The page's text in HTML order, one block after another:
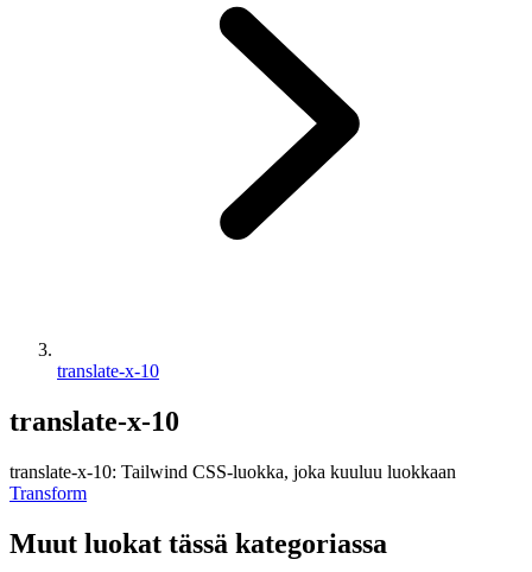
translate-x-10
translate-x-10
translate-x-10: Tailwind CSS-luokka, joka kuuluu luokkaan
Transform
Muut luokat tässä kategoriassa